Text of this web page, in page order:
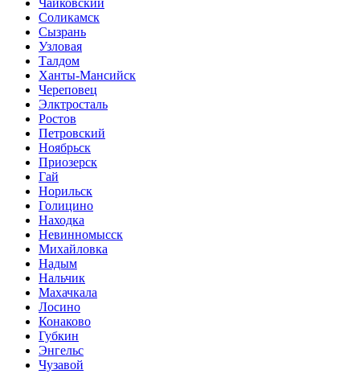
Соликамск
Сызрань
Узловая
Талдом
Ханты-Мансийск
Череповец
Элктросталь
Ростов
Петровский
Ноябрьск
Приозерск
Гай
Норильск
Голицино
Находка
Невинномысск
Михайловка
Надым
Нальчик
Махачкала
Лосино
Конаково
Губкин
Энгельс
Чузавой